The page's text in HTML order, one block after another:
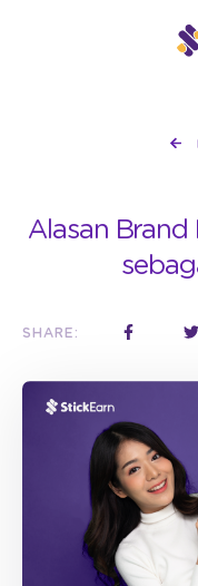
Alasan Brand
SHARE: